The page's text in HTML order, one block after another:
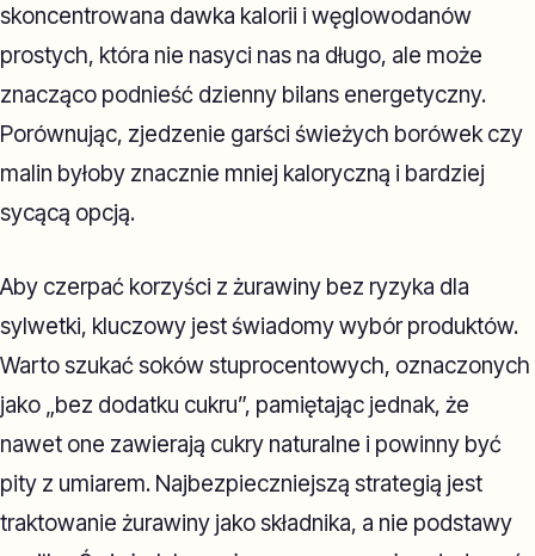
skoncentrowana dawka kalorii i węglowodanów
prostych, która nie nasyci nas na długo, ale może
znacząco podnieść dzienny bilans energetyczny.
Porównując, zjedzenie garści świeżych borówek czy
malin byłoby znacznie mniej kaloryczną i bardziej
sycącą opcją.
Aby czerpać korzyści z żurawiny bez ryzyka dla
sylwetki, kluczowy jest świadomy wybór produktów.
Warto szukać soków stuprocentowych, oznaczonych
jako „bez dodatku cukru”, pamiętając jednak, że
nawet one zawierają cukry naturalne i powinny być
pity z umiarem. Najbezpieczniejszą strategią jest
traktowanie żurawiny jako składnika, a nie podstawy